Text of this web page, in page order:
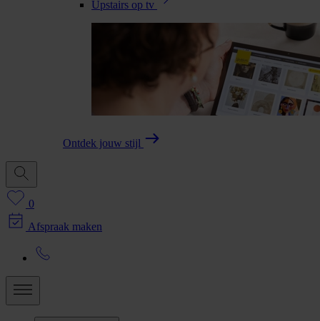
Upstairs op tv
Ontdek jouw stijl
0
Afspraak maken